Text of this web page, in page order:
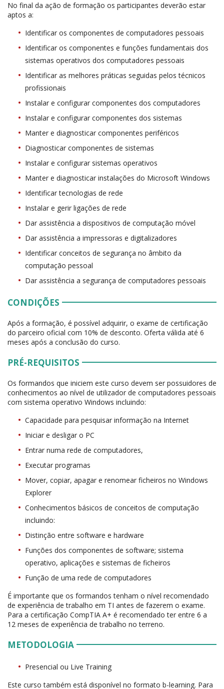
No final da ação de formação os participantes deverão estar
aptos a:
Identificar os componentes de computadores pessoais
Identificar os componentes e funções fundamentais dos
sistemas operativos dos computadores pessoais
Identificar as melhores práticas seguidas pelos técnicos
profissionais
Instalar e configurar componentes dos computadores
Instalar e configurar componentes dos sistemas
Manter e diagnosticar componentes periféricos
Diagnosticar componentes de sistemas
Instalar e configurar sistemas operativos
Manter e diagnosticar instalações do Microsoft Windows
Identificar tecnologias de rede
Instalar e gerir ligações de rede
Dar assistência a dispositivos de computação móvel
Dar assistência a impressoras e digitalizadores
Identificar conceitos de segurança no âmbito da
computação pessoal
Dar assistência a segurança de computadores pessoais
CONDIÇÕES
Após a formação, é possível adquirir, o exame de certificação
do parceiro oficial com 10% de desconto. Oferta válida até 6
meses após a conclusão do curso.
PRÉ-REQUISITOS
Os formandos que iniciem este curso devem ser possuidores de
conhecimentos ao nível de utilizador de computadores pessoais
com sistema operativo Windows incluindo:
Capacidade para pesquisar informação na Internet
Iniciar e desligar o PC
Entrar numa rede de computadores,
Executar programas
Mover, copiar, apagar e renomear ficheiros no Windows
Explorer
Conhecimentos básicos de conceitos de computação
incluindo:
Distinção entre software e hardware
Funções dos componentes de software; sistema
operativo, aplicações e sistemas de ficheiros
Função de uma rede de computadores
É importante que os formandos tenham o nível recomendado
de experiência de trabalho em TI antes de fazerem o exame.
Para a certificação CompTIA A+ é recomendado ter entre 6 a
12 meses de experiência de trabalho no terreno.
METODOLOGIA
Presencial ou Live Training
Este curso também está disponível no formato b-learning. Para